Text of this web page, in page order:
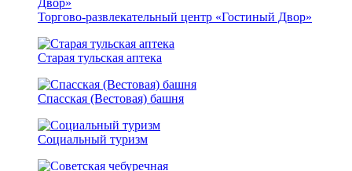
Торгово-развлекательный центр «Гостиный Двор»
Старая тульская аптека
Спасская (Вестовая) башня
Социальный туризм